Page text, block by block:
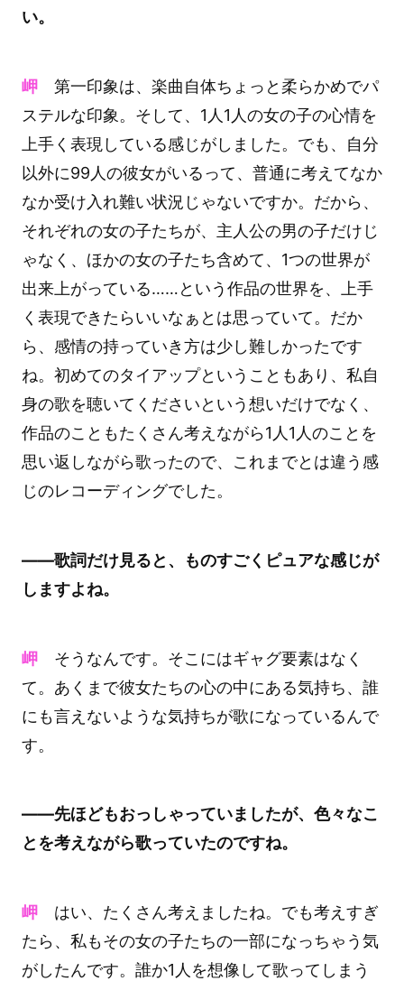
い。
岬第一印象は、楽曲自体ちょっと柔らかめでパ
ステルな印象。そして、1人1人の女の子の心情を
上手く表現している感じがしました。でも、自分
以外に99人の彼女がいるって、普通に考えてなか
なか受け入れ難い状況じゃないですか。だから、
それぞれの女の子たちが、主人公の男の子だけじ
ゃなく、ほかの女の子たち含めて、1つの世界が
出来上がっている……という作品の世界を、上手
く表現できたらいいなぁとは思っていて。だか
ら、感情の持っていき方は少し難しかったです
ね。初めてのタイアップということもあり、私自
身の歌を聴いてくださいという想いだけでなく、
作品のこともたくさん考えながら1人1人のことを
思い返しながら歌ったので、これまでとは違う感
じのレコーディングでした。
――歌詞だけ見ると、ものすごくピュアな感じが
しますよね。
岬そうなんです。そこにはギャグ要素はなく
て。あくまで彼女たちの心の中にある気持ち、誰
にも言えないような気持ちが歌になっているんで
す。
――先ほどもおっしゃっていましたが、色々なこ
とを考えながら歌っていたのですね。
岬はい、たくさん考えましたね。でも考えすぎ
たら、私もその女の子たちの一部になっちゃう気
がしたんです。誰か1人を想像して歌ってしまう